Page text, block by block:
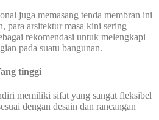
juga memasang tenda membran ini
para arsitektur masa kini sering
rekomendasi untuk melengkapi
pada suatu bangunan.
tinggi
memiliki sifat yang sangat fleksibel
dengan desain dan rancangan